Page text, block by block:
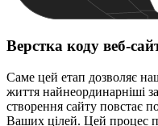
Верстка коду веб-
Саме цей етап дозволяє
життя найнеординарніші
створення сайту повстає
Ваших цілей. Цей процес